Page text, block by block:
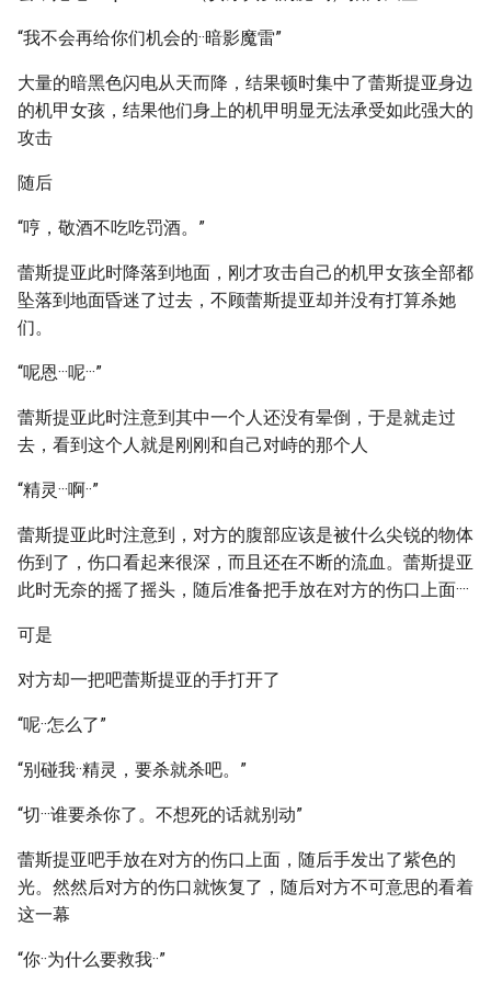
“我不会再给你们机会的··暗影魔雷”
大量的暗黑色闪电从天而降，结果顿时集中了蕾斯提亚身边
的机甲女孩，结果他们身上的机甲明显无法承受如此强大的
攻击
随后
“哼，敬酒不吃吃罚酒。”
蕾斯提亚此时降落到地面，刚才攻击自己的机甲女孩全部都
坠落到地面昏迷了过去，不顾蕾斯提亚却并没有打算杀她
们。
“呢恩···呢···”
蕾斯提亚此时注意到其中一个人还没有晕倒，于是就走过
去，看到这个人就是刚刚和自己对峙的那个人
“精灵···啊··”
蕾斯提亚此时注意到，对方的腹部应该是被什么尖锐的物体
伤到了，伤口看起来很深，而且还在不断的流血。蕾斯提亚
此时无奈的摇了摇头，随后准备把手放在对方的伤口上面····
可是
对方却一把吧蕾斯提亚的手打开了
“呢··怎么了”
“别碰我··精灵，要杀就杀吧。”
“切···谁要杀你了。不想死的话就别动”
蕾斯提亚吧手放在对方的伤口上面，随后手发出了紫色的
光。然然后对方的伤口就恢复了，随后对方不可意思的看着
这一幕
“你··为什么要救我··”